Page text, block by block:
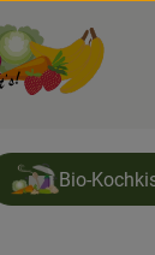
Bio-